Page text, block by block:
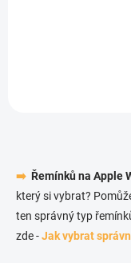
➡️ Řemínků na Apple
který si vybrat?
ten správný typ
zde -Jak vybrat